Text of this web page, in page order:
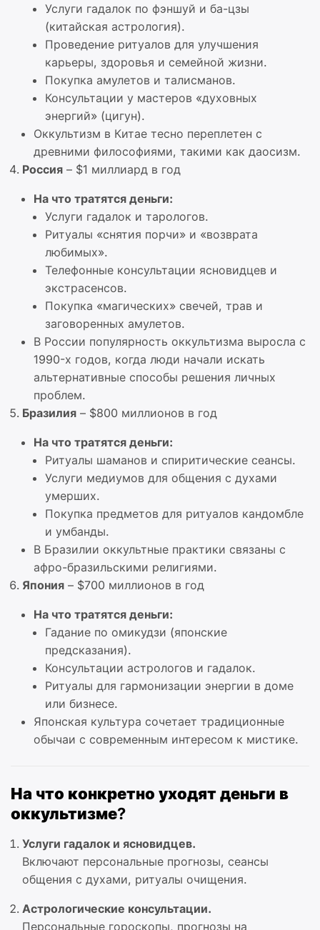
Услуги гадалок по фэншуй и ба-цзы
(китайская астрология).
Проведение ритуалов для улучшения
карьеры, здоровья и семейной жизни.
Покупка амулетов и талисманов.
Консультации у мастеров «духовных
энергий» (цигун).
Оккультизм в Китае тесно переплетен с
древними философиями, такими как даосизм.
Россия – $1 миллиард в год
На что тратятся деньги:
Услуги гадалок и тарологов.
Ритуалы «снятия порчи» и «возврата
любимых».
Телефонные консультации ясновидцев и
экстрасенсов.
Покупка «магических» свечей, трав и
заговоренных амулетов.
В России популярность оккультизма выросла с
1990-х годов, когда люди начали искать
альтернативные способы решения личных
проблем.
Бразилия – $800 миллионов в год
На что тратятся деньги:
Ритуалы шаманов и спиритические сеансы.
Услуги медиумов для общения с духами
умерших.
Покупка предметов для ритуалов кандомбле
и умбанды.
В Бразилии оккультные практики связаны с
афро-бразильскими религиями.
Япония – $700 миллионов в год
На что тратятся деньги:
Гадание по омикудзи (японские
предсказания).
Консультации астрологов и гадалок.
Ритуалы для гармонизации энергии в доме
или бизнесе.
Японская культура сочетает традиционные
обычаи с современным интересом к мистике.
На что конкретно уходят деньги в
оккультизме?
Услуги гадалок и ясновидцев.
Включают персональные прогнозы, сеансы
общения с духами, ритуалы очищения.
Астрологические консультации.
Персональные гороскопы, прогнозы на